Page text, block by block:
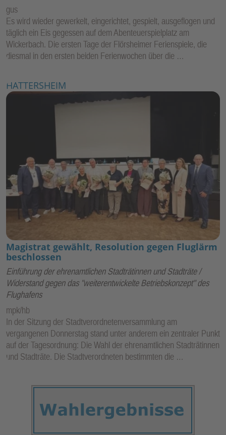
gus
Es wird wieder gewerkelt, eingerichtet, gespielt, ausgeflogen und
täglich ein Eis gegessen auf dem Abenteuerspielplatz am
Wickerbach. Die ersten Tage der Flörsheimer Ferienspiele, die
diesmal in den ersten beiden Ferienwochen über die …
HATTERSHEIM
Magistrat gewählt, Resolution gegen Fluglärm
beschlossen
Einführung der ehrenamtlichen Stadträtinnen und Stadträte /
Widerstand gegen das "weiterentwickelte Betriebskonzept" des
Flughafens
mpk/hb
In der Sitzung der Stadtverordnetenversammlung am
vergangenen Donnerstag stand unter anderem ein zentraler Punkt
auf der Tagesordnung: Die Wahl der ehrenamtlichen Stadträtinnen
und Stadträte. Die Stadtverordneten bestimmten die …